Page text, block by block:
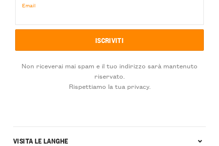
Email
Non riceverai mai spam e il tuo indirizzo sarà mantenuto
riservato.
Rispettiamo la tua privacy.
VISITA LE LANGHE